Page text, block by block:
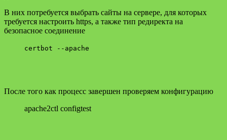
В них потребуется выбрать сайты на сервере, для которых
требуется настроить https, а также тип редиректа на
безопасное соединение
certbot --apache
После того как процесс завершен проверяем конфигурацию
apache2ctl configtest